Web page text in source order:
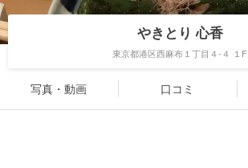
やきとり 心香
東京都港区西麻布１丁目４-４ １F
写真・動画 口コミ